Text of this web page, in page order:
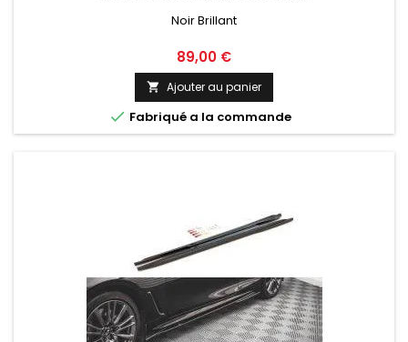
Noir Brillant
Prix
89,00 €
 Ajouter au panier
 Fabriqué a la commande